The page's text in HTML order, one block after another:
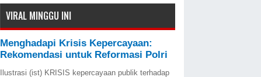
VIRAL MINGGU INI
Menghadapi Krisis Kepercayaan:
Rekomendasi untuk Reformasi Polri
Ilustrasi (ist) KRISIS kepercayaan publik terhadap